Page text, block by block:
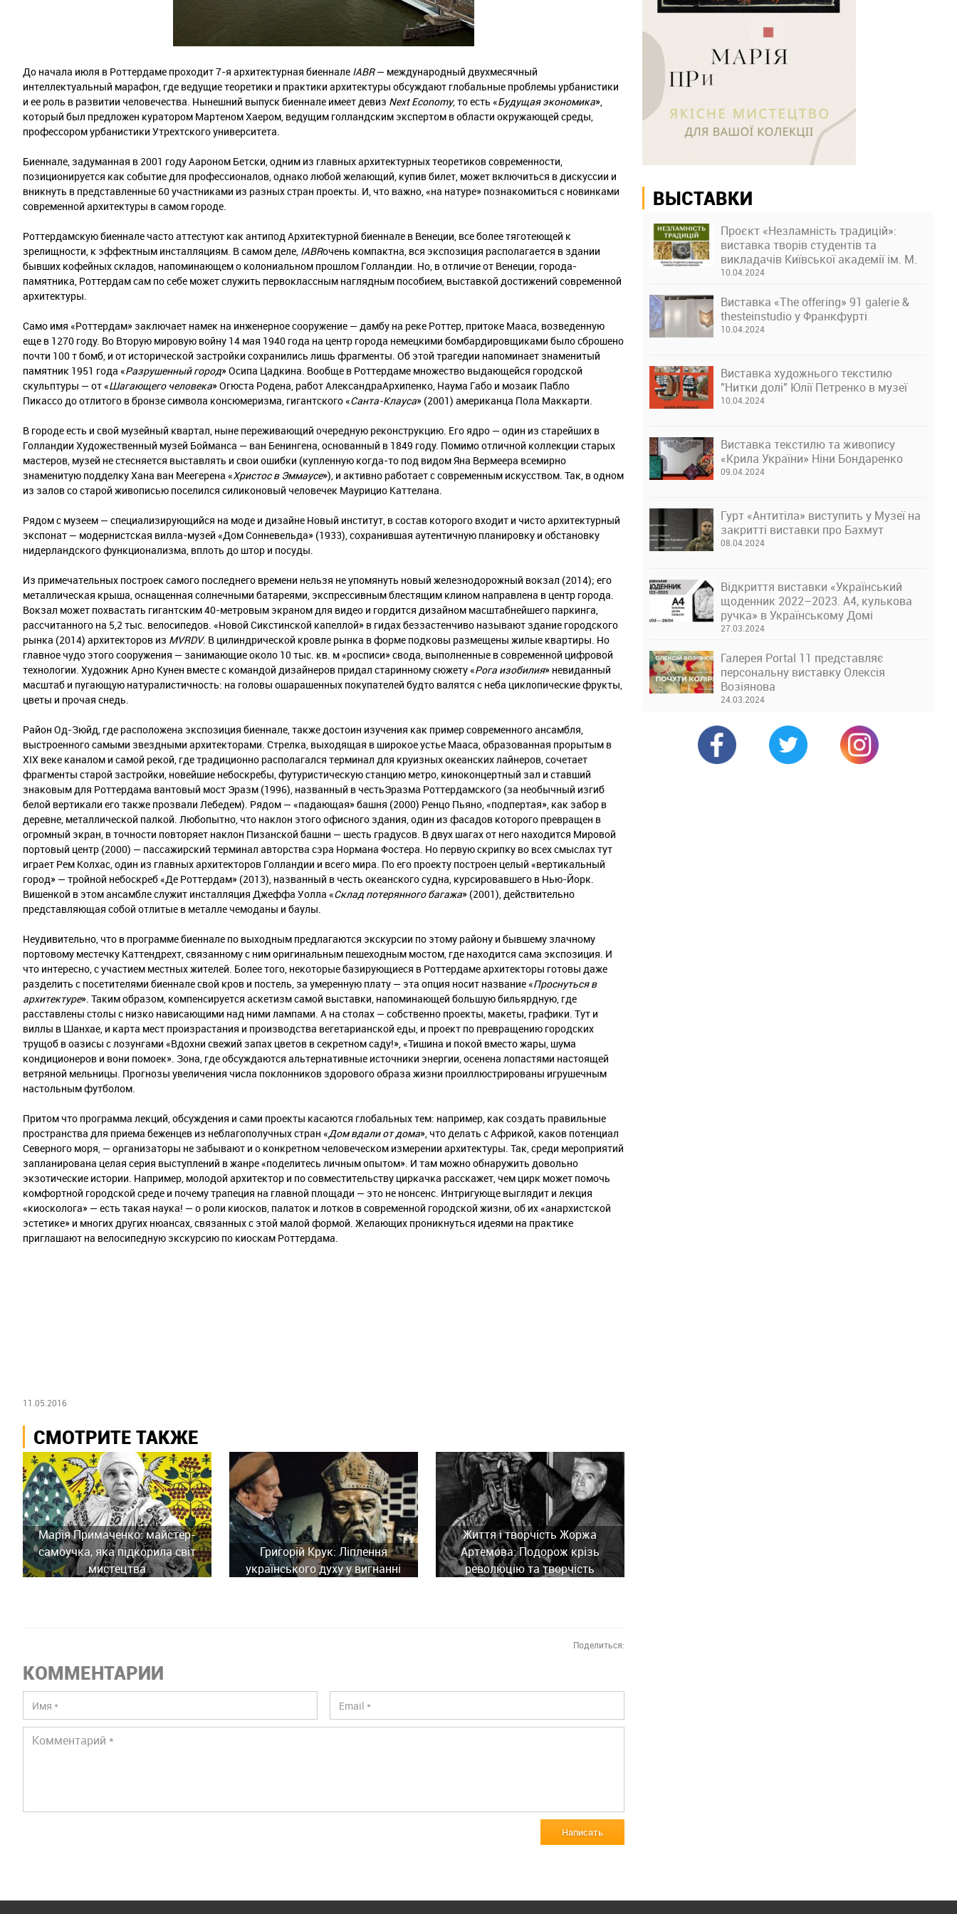
До начала июля в Роттердаме проходит 7-я архитектурная биеннале IABR— международный двухмесячный
интеллектуальный марафон, где ведущие теоретики и практики архитектуры обсуждают глобальные проблемы урбанистики
и ее роль в развитии человечества. Нынешний выпуск биеннале имеет девиз Next Economy, то есть «Будущая экономика»,
который был предложен куратором Мартеном Хаером, ведущим голландским экспертом в области окружающей среды,
профессором урбанистики Утрехтского университета.
Биеннале, задуманная в 2001 году Аароном Бетски, одним из главных архитектурных теоретиков современности,
позиционируется как событие для профессионалов, однако любой желающий, купив билет, может включиться в дискуссии и
вникнуть в представленные 60 участниками из разных стран проекты. И, что важно, «на натуре» познакомиться с новинками
современной архитектуры в самом городе.
Роттердамскую биеннале часто аттестуют как антипод Архитектурной биеннале в Венеции, все более тяготеющей к
зрелищности, к эффектным инсталляциям. В самом деле, IABRочень компактна, вся экспозиция располагается в здании
бывших кофейных складов, напоминающем о колониальном прошлом Голландии. Но, в отличие от Венеции, города-
памятника, Роттердам сам по себе может служить первоклассным наглядным пособием, выставкой достижений современной
архитектуры.
Само имя «Роттердам» заключает намек на инженерное сооружение — дамбу на реке Роттер, притоке Мааса, возведенную
еще в 1270 году. Во Вторую мировую войну 14 мая 1940 года на центр города немецкими бомбардировщиками было сброшено
почти 100 т бомб, и от исторической застройки сохранились лишь фрагменты. Об этой трагедии напоминает знаменитый
памятник 1951 года «Разрушенный город» Осипа Цадкина. Вообще в Роттердаме множество выдающейся городской
скульптуры — от «Шагающего человека» Огюста Родена, работ АлександраАрхипенко, Наума Габо и мозаик Пабло
Пикассо до отлитого в бронзе символа консюмеризма, гигантского «Санта-Клауса» (2001) американца Пола Маккарти.
В городе есть и свой музейный квартал, ныне переживающий очередную реконструкцию. Его ядро — один из старейших в
Голландии Художественный музей Бойманса — ван Бенингена, основанный в 1849 году. Помимо отличной коллекции старых
мастеров, музей не стесняется выставлять и свои ошибки (купленную когда-то под видом Яна Вермеера всемирно
знаменитую подделку Хана ван Меегерена «Христос в Эммаусе»), и активно работает с современным искусством. Так, в одном
из залов со старой живописью поселился силиконовый человечек Маурицио Каттелана.
Рядом с музеем — специализирующийся на моде и дизайне Новый институт, в состав которого входит и чисто архитектурный
экспонат — модернистская вилла-музей «Дом Сонневельда» (1933), сохранившая аутентичную планировку и обстановку
нидерландского функционализма, вплоть до штор и посуды.
Из примечательных построек самого последнего времени нельзя не упомянуть новый железнодорожный вокзал (2014); его
металлическая крыша, оснащенная солнечными батареями, экспрессивным блестящим клином направлена в центр города.
Вокзал может похвастать гигантским 40-метровым экраном для видео и гордится дизайном масштабнейшего паркинга,
рассчитанного на 5,2 тыс. велосипедов. «Новой Сикстинской капеллой» в гидах беззастенчиво называют здание городского
рынка (2014) архитекторов из MVRDV. В цилиндрической кровле рынка в форме подковы размещены жилые квартиры. Но
главное чудо этого сооружения — занимающие около 10 тыс. кв. м «росписи» свода, выполненные в современной цифровой
технологии. Художник Арно Кунен вместе с командой дизайнеров придал старинному сюжету «Рога изобилия» невиданный
масштаб и пугающую натуралистичность: на головы ошарашенных покупателей будто валятся с неба циклопические фрукты,
цветы и прочая снедь.
Район Од-Зюйд, где расположена экспозиция биеннале, также достоин изучения как пример современного ансамбля,
выстроенного самыми звездными архитекторами. Стрелка, выходящая в широкое устье Мааса, образованная прорытым в
XIX веке каналом и самой рекой, где традиционно располагался терминал для круизных океанских лайнеров, сочетает
фрагменты старой застройки, новейшие небоскребы, футуристическую станцию метро, киноконцертный зал и ставший
знаковым для Роттердама вантовый мост Эразм (1996), названный в честьЭразма Роттердамского (за необычный изгиб
белой вертикали его также прозвали Лебедем). Рядом — «падающая» башня (2000) Ренцо Пьяно, «подпертая», как забор в
деревне, металлической палкой. Любопытно, что наклон этого офисного здания, один из фасадов которого превращен в
огромный экран, в точности повторяет наклон Пизанской башни — шесть градусов. В двух шагах от него находится Мировой
портовый центр (2000) — пассажирский терминал авторства сэра Нормана Фостера. Но первую скрипку во всех смыслах тут
играет Рем Колхас, один из главных архитекторов Голландии и всего мира. По его проекту построен целый «вертикальный
город» — тройной небоскреб «Де Роттердам» (2013), названный в честь океанского судна, курсировавшего в Нью-Йорк.
Вишенкой в этом ансамбле служит инсталляция Джеффа Уолла «Склад потерянного багажа» (2001), действительно
представляющая собой отлитые в металле чемоданы и баулы.
Неудивительно, что в программе биеннале по выходным предлагаются экскурсии по этому району и бывшему злачному
портовому местечку Каттендрехт, связанному с ним оригинальным пешеходным мостом, где находится сама экспозиция. И
что интересно, с участием местных жителей. Более того, некоторые базирующиеся в Роттердаме архитекторы готовы даже
разделить с посетителями биеннале свой кров и постель, за умеренную плату — эта опция носит название «Проснуться в
архитектуре». Таким образом, компенсируется аскетизм самой выставки, напоминающей большую бильярдную, где
расставлены столы с низко нависающими над ними лампами. А на столах — собственно проекты, макеты, графики. Тут и
виллы в Шанхае, и карта мест произрастания и производства вегетарианской еды, и проект по превращению городских
трущоб в оазисы с лозунгами «Вдохни свежий запах цветов в секретном саду!», «Тишина и покой вместо жары, шума
кондиционеров и вони помоек». Зона, где обсуждаются альтернативные источники энергии, осенена лопастями настоящей
ветряной мельницы. Прогнозы увеличения числа поклонников здорового образа жизни проиллюстрированы игрушечным
настольным футболом.
Притом что программа лекций, обсуждения и сами проекты касаются глобальных тем: например, как создать правильные
пространства для приема беженцев из неблагополучных стран «Дом вдали от дома», что делать с Африкой, каков потенциал
Северного моря, — организаторы не забывают и о конкретном человеческом измерении архитектуры. Так, среди мероприятий
запланирована целая серия выступлений в жанре «поделитесь личным опытом». И там можно обнаружить довольно
экзотические истории. Например, молодой архитектор и по совместительству циркачка расскажет, чем цирк может помочь
комфортной городской среде и почему трапеция на главной площади — это не нонсенс. Интригующе выглядит и лекция
«киосколога» — есть такая наука! — о роли киосков, палаток и лотков в современной городской жизни, об их «анархистской
эстетике» и многих других нюансах, связанных с этой малой формой. Желающих проникнуться идеями на практике
приглашают на велосипедную экскурсию по киоскам Роттердама.
11.05.2016
СМОТРИТЕ ТАКЖЕ
Марія Примаченко: майстер-
самоучка, яка підкорила світ
мистецтва
Григорій Крук: Ліплення
українського духу у вигнанні
Життя і творчість Жоржа
Артемова: Подорож крізь
революцію та творчість
Поделиться:
КОММЕНТАРИИ
Написать
ВЫСТАВКИ
Проєкт «Незламність традицій»:
виставка творів студентів та
викладачів Київської академії ім. М.
Бойчука
10.04.2024
Виставка «The offering» 91 galerie &
thesteinstudio у Франкфурті
10.04.2024
Виставка художнього текстилю
"Нитки долі" Юлії Петренко в музеї
10.04.2024
Виставка текстилю та живопису
«Крила України» Ніни Бондаренко
09.04.2024
Гурт «Антитіла» виступить у Музеї на
закритті виставки про Бахмут
08.04.2024
Відкриття виставки «Український
щоденник 2022–2023. А4, кулькова
ручка» в Українському Домі
27.03.2024
Галерея Portal 11 представляє
персональну виставку Олексія
Возіянова
24.03.2024